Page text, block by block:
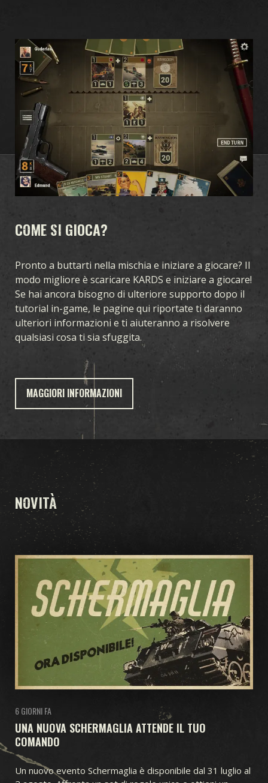
COME SI GIOCA?
Pronto a buttarti nella mischia e iniziare a giocare? Il
modo migliore è scaricare KARDS e iniziare a giocare!
Se hai ancora bisogno di ulteriore supporto dopo il
tutorial in-game, le pagine qui riportate ti daranno
ulteriori informazioni e ti aiuteranno a risolvere
qualsiasi cosa ti sia sfuggita.
MAGGIORI INFORMAZIONI
NOVITÀ
6 GIORNI FA
UNA NUOVA SCHERMAGLIA ATTENDE IL TUO
COMANDO
Un nuovo evento Schermaglia è disponibile dal 31 luglio al
CHE COS’È KARDS
NAZIONI
KARDS ACADEMY
DOMANDE FREQUENTI
CARTE
COLLEZIONE COSTRUTTORE DI MAZZI MAZZI DRAFT
ESPANSIONE
TEMPESTA IN OCEANIA PRIMI ANNI
FRONTE INTERNO
SUPREMAZIA AEREA
GUERRA NAVALE
FRONTE UNITO
FERRO E SANGUE
OPERAZIONI SEGRETE
GUERRA D'INVERNO
COMPAGNI D'ARMI
LEGIONI
BRECCIA